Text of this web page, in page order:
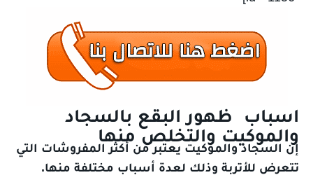
اسباب ظهور البقع بالسجاد
والموكيت والتخلص منها
إن السجاد والموكيت يعتبر من أكثر المفروشات التي
تتعرض للأتربة وذلك لعدة أسباب مختلفة منها.